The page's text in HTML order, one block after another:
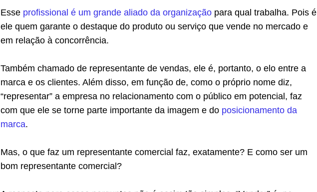
Esse profissional é um grande aliado da organização para qual trabalha. Pois é
ele quem garante o destaque do produto ou serviço que vende no mercado e
em relação à concorrência.
Também chamado de representante de vendas, ele é, portanto, o elo entre a
marca e os clientes. Além disso, em função de, como o próprio nome diz,
“representar” a empresa no relacionamento com o público em potencial, faz
com que ele se torne parte importante da imagem e do posicionamento da
marca.
Mas, o que faz um representante comercial faz, exatamente? E como ser um
bom representante comercial?